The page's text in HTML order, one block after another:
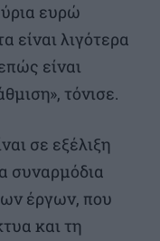
ευρώ
είναι λιγότερα
είναι
τόνισε.
σε εξέλιξη
συναρμόδια
έργων, που
και τη